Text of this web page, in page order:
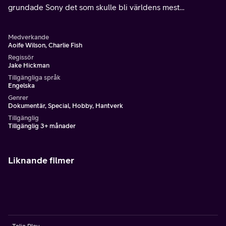
grundade Sony det som skulle bli världens mest
Medverkande
Aoife Wilson, Charlie Fish
Regissör
Jake Hickman
Tillgängliga språk
Engelska
Genrer
Dokumentär, Special, Hobby, Hantverk
Tillgänglig
Tillgänglig 3+ månader
Liknande filmer